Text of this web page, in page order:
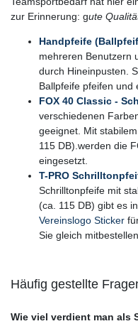
zur Erinnerung: gute
Handpfeife
mehreren Benutzern
durch Hineinpusten.
Ballpfeife pfeifen und
FOX 40 Classic -
verschiedenen
geeignet. Mit
115 DB).werden die
eingesetzt.
T-PRO
Schrilltonpfeife mit
(ca. 115 DB) gibt es
Vereinslogo Sticker
Sie gleich mitbestellen.
Häufig gestellte
Wie viel verdient man als